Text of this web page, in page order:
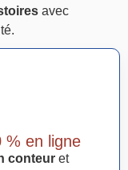
avec
% en ligne
conteur et